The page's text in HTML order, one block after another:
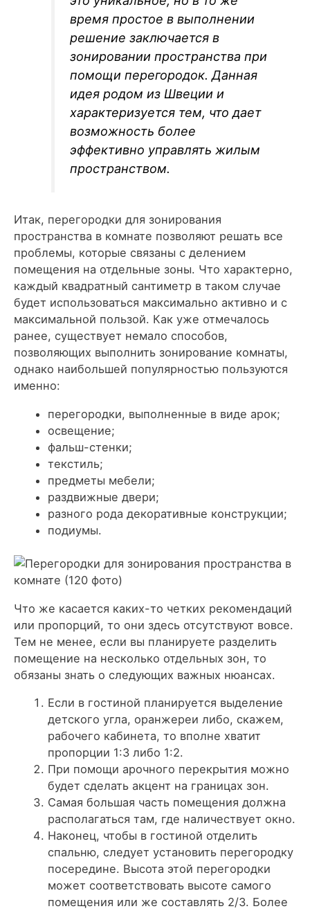
время простое в выполнении
решение заключается в
зонировании пространства при
помощи перегородок. Данная
идея родом из Швеции и
характеризуется тем, что дает
возможность более
эффективно управлять жилым
пространством.
Итак, перегородки для зонирования
пространства в комнате позволяют решать все
проблемы, которые связаны с делением
помещения на отдельные зоны. Что характерно,
каждый квадратный сантиметр в таком случае
будет использоваться максимально активно и с
максимальной пользой. Как уже отмечалось
ранее, существует немало способов,
позволяющих выполнить зонирование комнаты,
однако наибольшей популярностью пользуются
именно:
перегородки, выполненные в виде арок;
освещение;
фальш-стенки;
текстиль;
предметы мебели;
раздвижные двери;
разного рода декоративные конструкции;
подиумы.
Что же касается каких-то четких рекомендаций
или пропорций, то они здесь отсутствуют вовсе.
Тем не менее, если вы планируете разделить
помещение на несколько отдельных зон, то
обязаны знать о следующих важных нюансах.
Если в гостиной планируется выделение
детского угла, оранжереи либо, скажем,
рабочего кабинета, то вполне хватит
пропорции 1:3 либо 1:2.
При помощи арочного перекрытия можно
будет сделать акцент на границах зон.
Самая большая часть помещения должна
располагаться там, где наличествует окно.
Наконец, чтобы в гостиной отделить
спальню, следует установить перегородку
посередине. Высота этой перегородки
может соответствовать высоте самого
помещения или же составлять 2/3. Более